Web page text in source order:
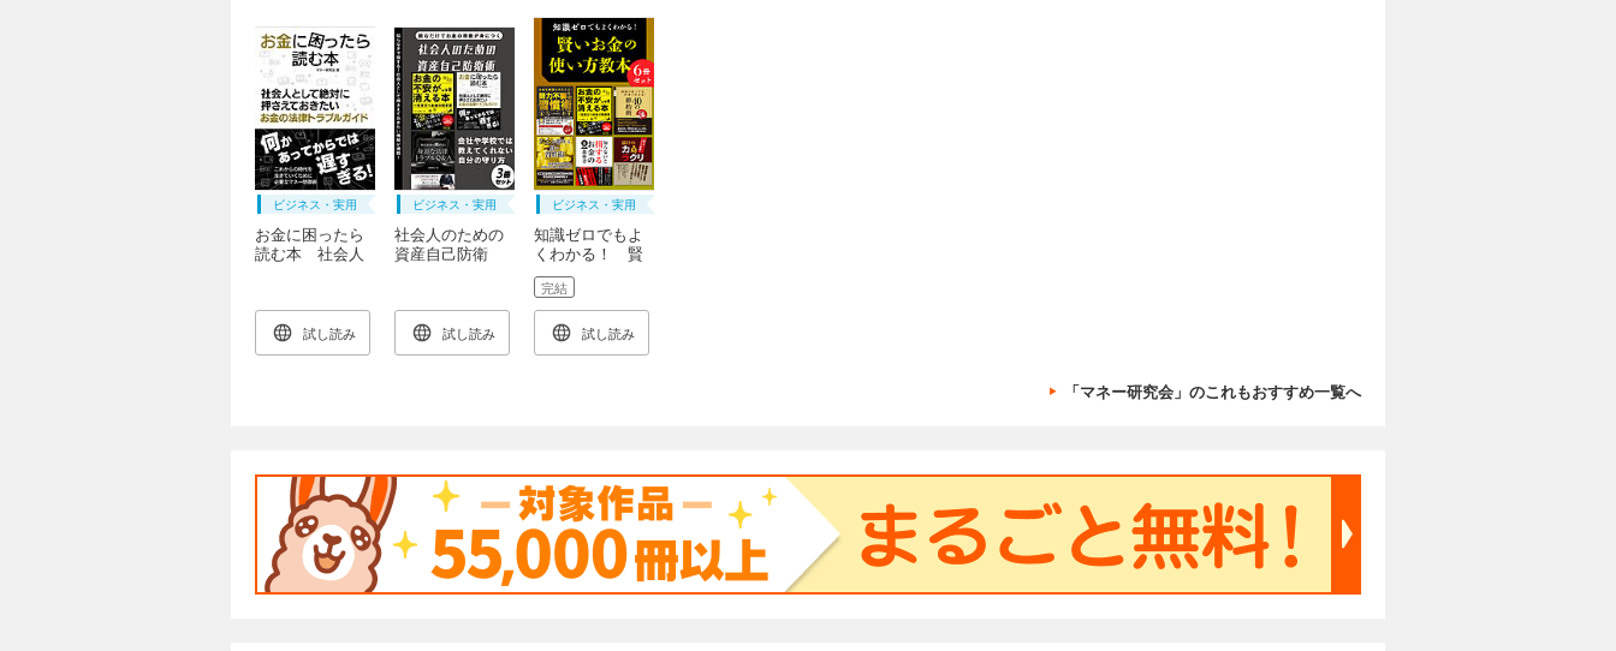
ビジネス・実用
お金に困ったら
読む本 社会人
お金の法律トラ
ブルガイド
試し読み
ビジネス・実用
社会人のための
資産自己防衛
試し読み
ビジネス・実用
知識ゼロでもよ
くわかる！ 賢
いお金の使い方
教本
完結
試し読み
「マネー研究会」のこれもおすすめ一覧へ